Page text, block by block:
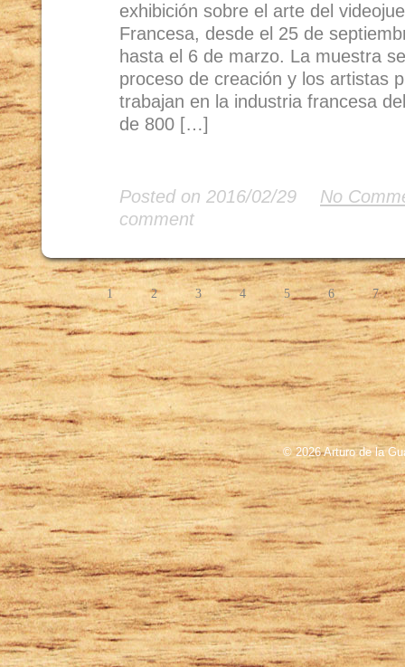
exhibición sobre el arte del
Francesa, desde el 25 de
hasta el 6 de marzo. La muestra
proceso de creación y los artistas
trabajan en la industria francesa
de 800 […]
Posted on 2016/02/29
No
comment
1 2 3 4 5 6 7
© 2026 Arturo de la